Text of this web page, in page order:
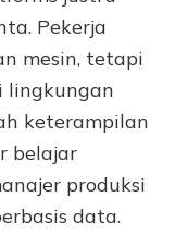
Pekerja
mesin, tetapi
lingkungan
keterampilan
belajar
produksi
data.